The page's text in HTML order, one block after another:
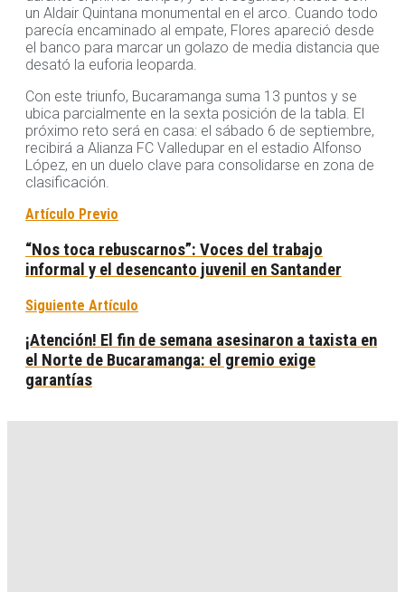
un Aldair Quintana monumental en el arco. Cuando todo
parecía encaminado al empate, Flores apareció desde
el banco para marcar un golazo de media distancia que
desató la euforia leoparda.
Con este triunfo, Bucaramanga suma 13 puntos y se
ubica parcialmente en la sexta posición de la tabla. El
próximo reto será en casa: el sábado 6 de septiembre,
recibirá a Alianza FC Valledupar en el estadio Alfonso
López, en un duelo clave para consolidarse en zona de
clasificación.
Artículo Previo
“Nos toca rebuscarnos”: Voces del trabajo
informal y el desencanto juvenil en Santander
Siguiente Artículo
¡Atención! El fin de semana asesinaron a taxista en
el Norte de Bucaramanga: el gremio exige
garantías